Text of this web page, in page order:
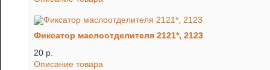
Фиксатор маслоотделителя 2121*, 2123
20 p.
Описание товара